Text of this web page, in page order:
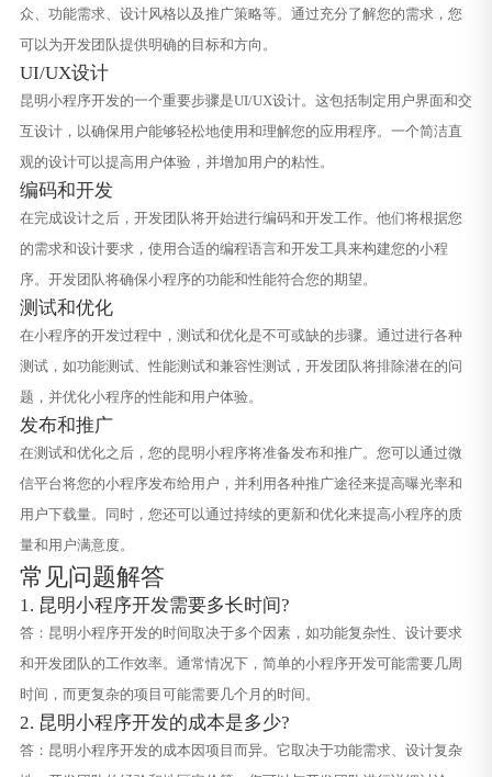
众、功能需求、设计风格以及推广策略等。通过充分了解您的需求，您
可以为开发团队提供明确的目标和方向。
UI/UX设计
昆明小程序开发的一个重要步骤是UI/UX设计。这包括制定用户界面和交
互设计，以确保用户能够轻松地使用和理解您的应用程序。一个简洁直
观的设计可以提高用户体验，并增加用户的粘性。
编码和开发
在完成设计之后，开发团队将开始进行编码和开发工作。他们将根据您
的需求和设计要求，使用合适的编程语言和开发工具来构建您的小程
序。开发团队将确保小程序的功能和性能符合您的期望。
测试和优化
在小程序的开发过程中，测试和优化是不可或缺的步骤。通过进行各种
测试，如功能测试、性能测试和兼容性测试，开发团队将排除潜在的问
题，并优化小程序的性能和用户体验。
发布和推广
在测试和优化之后，您的昆明小程序将准备发布和推广。您可以通过微
信平台将您的小程序发布给用户，并利用各种推广途径来提高曝光率和
用户下载量。同时，您还可以通过持续的更新和优化来提高小程序的质
量和用户满意度。
常见问题解答
1. 昆明小程序开发需要多长时间?
答：昆明小程序开发的时间取决于多个因素，如功能复杂性、设计要求
和开发团队的工作效率。通常情况下，简单的小程序开发可能需要几周
时间，而更复杂的项目可能需要几个月的时间。
2. 昆明小程序开发的成本是多少?
答：昆明小程序开发的成本因项目而异。它取决于功能需求、设计复杂